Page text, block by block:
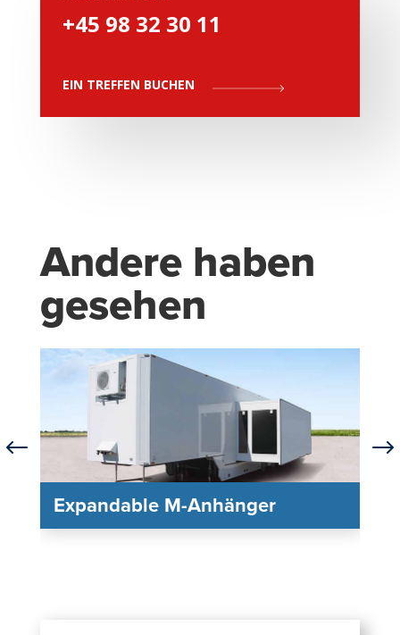
+45 98 32 30 11
EIN TREFFEN BUCHEN
Andere haben
gesehen
Expandable M-Anhänger
# $